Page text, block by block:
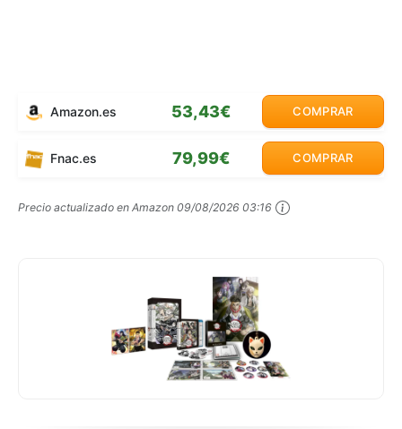
Amazon.es 53,43€ COMPRAR
Fnac.es 79,99€ COMPRAR
Precio actualizado en Amazon 09/08/2026 03:16